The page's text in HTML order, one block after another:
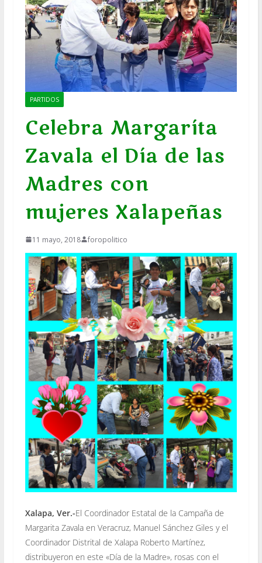
PARTIDOS
Celebra Margaríta
Zavala el Día de las
Madres con
mujeres Xalapeñas
11 mayo, 2018 foropolitico
Xalapa, Ver.-El Coordinador Estatal de la Campaña de
Margarita Zavala en Veracruz, Manuel Sánchez Giles y el
Coordinador Distrital de Xalapa Roberto Martínez,
distribuyeron en este «Día de la Madre», rosas con el